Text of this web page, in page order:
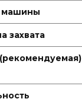
машины
захвата